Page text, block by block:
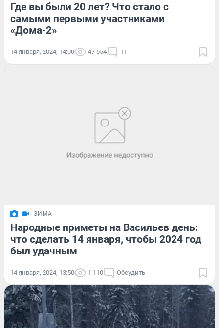
Где вы были 20 лет? Что стало с
самыми первыми участниками
«Дома-2»
14 января, 2024, 14:00 47 654 11
ЗИМА
Народные приметы на Васильев день:
что сделать 14 января, чтобы 2024 год
был удачным
14 января, 2024, 13:50 1 110 Обсудить